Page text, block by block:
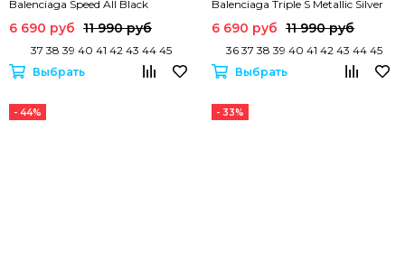
Balenciaga Speed All Black
6 690 руб 11 990 руб
37 38 39 40 41 42 43 44 45
Выбрать
Balenciaga Triple S Metallic Silver
6 690 руб 11 990 руб
36 37 38 39 40 41 42 43 44 45
Выбрать
- 44% - 33%